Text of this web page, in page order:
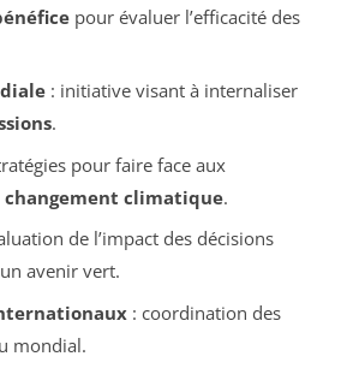
pour évaluer l’efficacité des
: initiative visant à internaliser
.
pour faire face aux
changement climatique.
de l’impact des décisions
avenir vert.
: coordination des
mondial.